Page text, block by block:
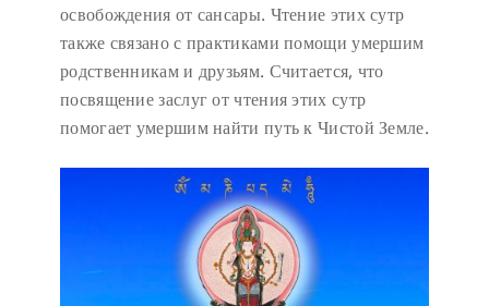
освобождения от сансары. Чтение этих сутр
также связано с практиками помощи умершим
родственникам и друзьям. Считается, что
посвящение заслуг от чтения этих сутр
помогает умершим найти путь к Чистой Земле.